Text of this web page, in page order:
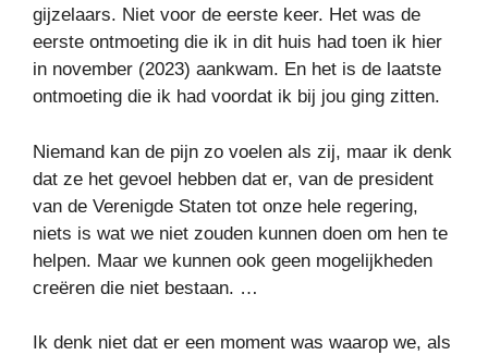
gijzelaars. Niet voor de eerste keer. Het was de
eerste ontmoeting die ik in dit huis had toen ik hier
in november (2023) aankwam. En het is de laatste
ontmoeting die ik had voordat ik bij jou ging zitten.
Niemand kan de pijn zo voelen als zij, maar ik denk
dat ze het gevoel hebben dat er, van de president
van de Verenigde Staten tot onze hele regering,
niets is wat we niet zouden kunnen doen om hen te
helpen. Maar we kunnen ook geen mogelijkheden
creëren die niet bestaan. …
Ik denk niet dat er een moment was waarop we, als